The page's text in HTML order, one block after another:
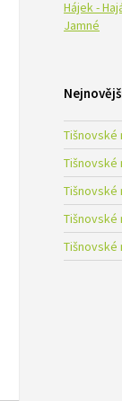
Hájek -
Jamné
Tišnovské
Tišnovské
Tišnovské
Tišnovské
Tišnovské